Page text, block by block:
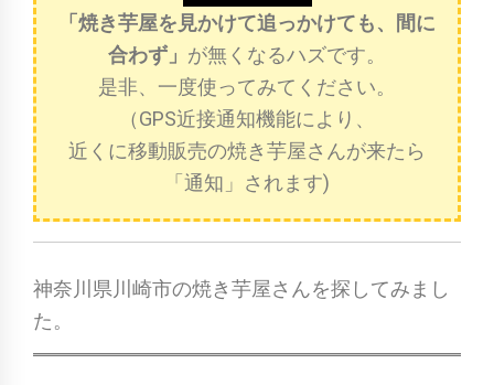
「焼き芋屋を見かけて追っかけても、間に
合わず」 が無くなるハズです。
是非、一度使ってみてください。
（GPS近接通知機能により、
近くに移動販売の焼き芋屋さんが来たら
「通知」されます)
神奈川県川崎市の焼き芋屋さんを探してみまし
た。